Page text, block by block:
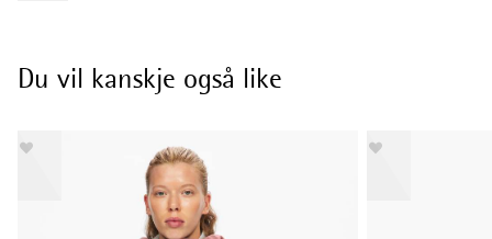
Du vil kanskje også like